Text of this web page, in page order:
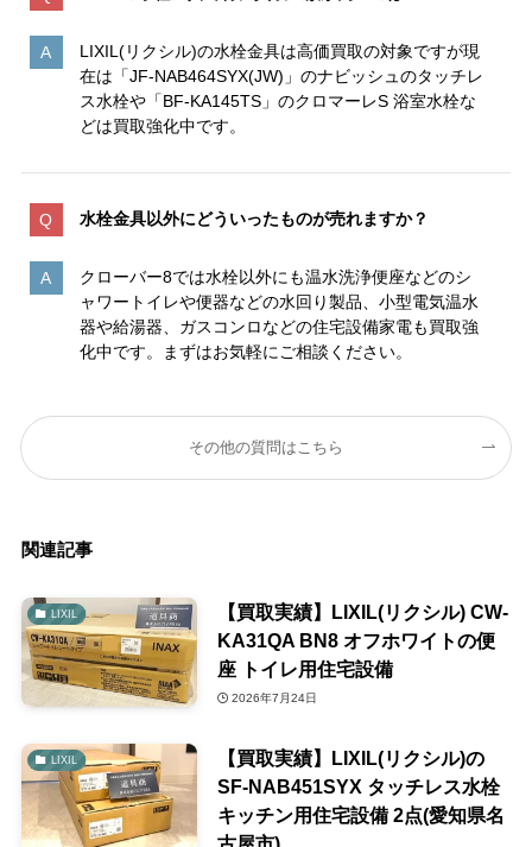
LIXIL(リクシル)の水栓金具は高価買取の対象ですが現
在は「JF-NAB464SYX(JW)」のナビッシュのタッチレ
ス水栓や「BF-KA145TS」のクロマーレS 浴室水栓な
どは買取強化中です。
水栓金具以外にどういったものが売れますか？
クローバー8では水栓以外にも温水洗浄便座などのシ
ャワートイレや便器などの水回り製品、小型電気温水
器や給湯器、ガスコンロなどの住宅設備家電も買取強
化中です。まずはお気軽にご相談ください。
その他の質問はこちら
関連記事
LIXIL
【買取実績】LIXIL(リクシル) CW-
KA31QA BN8 オフホワイトの便
座 トイレ用住宅設備
2026年7月24日
LIXIL
【買取実績】LIXIL(リクシル)の
SF-NAB451SYX タッチレス水栓
キッチン用住宅設備 2点(愛知県名